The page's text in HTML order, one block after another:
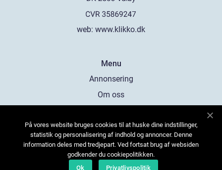
web: www.klikko.dk
Menu
Annonsering
Om oss
Kontakta oss
Sitemap
På vores website bruges cookies til at huske dine indstillinger,
statistik og personalisering af indhold og annoncer. Denne
information deles med tredjepart. Ved fortsat brug af websiden
godkender du cookiepolitikken.
Ok
Privatlivspolitik